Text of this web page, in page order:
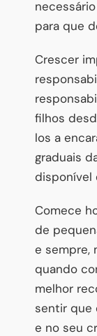
para que
Crescer
filhos
los a
graduais
disponível
Comece
de
e sempre,
quando
melhor
sentir que
e no seu